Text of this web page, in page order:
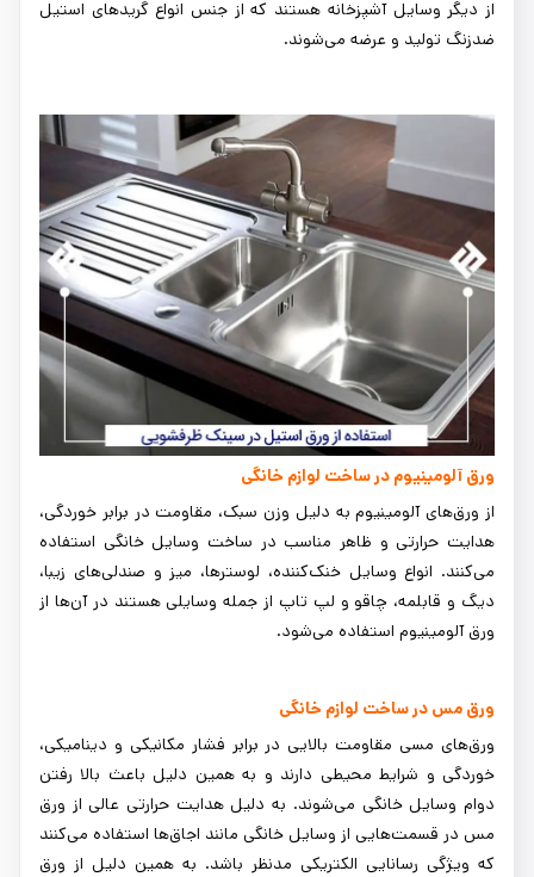
از دیگر وسایل آشپزخانه هستند که از جنس انواع گریدهای استیل
ضدزنگ تولید و عرضه می‌شوند.
ورق آلومینیوم در ساخت لوازم خانگی
از ورق‌های آلومینیوم به دلیل وزن سبک، مقاومت در برابر خوردگی،
هدایت حرارتی و ظاهر مناسب در ساخت وسایل خانگی استفاده
می‌کنند. انواع وسایل خنک‌کننده، لوسترها، میز و صندلی‌های زیبا،
دیگ و قابلمه، چاقو و لپ تاپ از جمله وسایلی هستند در آن‌ها از
ورق آلومینیوم استفاده می‌شود.
ورق مس در ساخت لوازم خانگی
ورق‌های مسی مقاومت بالایی در برابر فشار مکانیکی و دینامیکی،
خوردگی و شرایط محیطی دارند و به همین دلیل باعث بالا رفتن
دوام وسایل خانگی می‌شوند. به دلیل هدایت حرارتی عالی از ورق
مس در قسمت‌هایی از وسایل خانگی مانند اجاق‌ها استفاده می‌کنند
که ویژگی رسانایی الکتریکی مدنظر باشد. به همین دلیل از ورق